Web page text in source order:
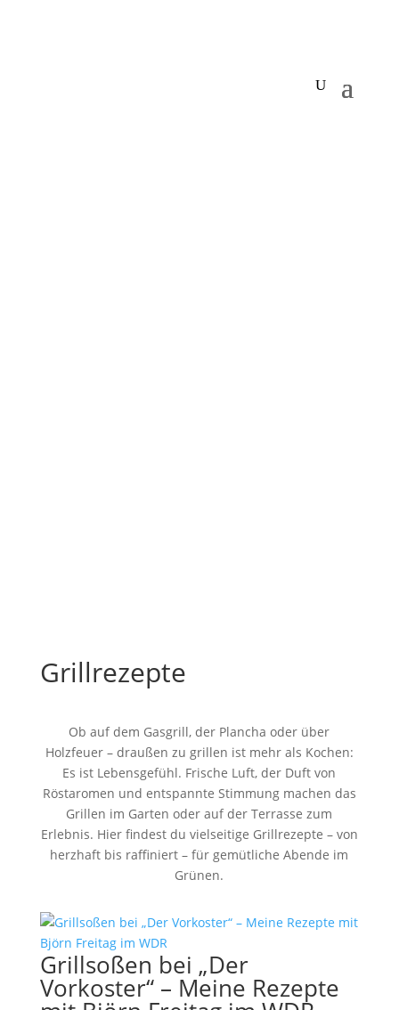
Grillrezepte
Ob auf dem Gasgrill, der Plancha oder über
Holzfeuer – draußen zu grillen ist mehr als Kochen:
Es ist Lebensgefühl. Frische Luft, der Duft von
Röstaromen und entspannte Stimmung machen das
Grillen im Garten oder auf der Terrasse zum
Erlebnis. Hier findest du vielseitige Grillrezepte – von
herzhaft bis raffiniert – für gemütliche Abende im
Grünen.
Grillsoßen bei „Der
Vorkoster“ – Meine Rezepte